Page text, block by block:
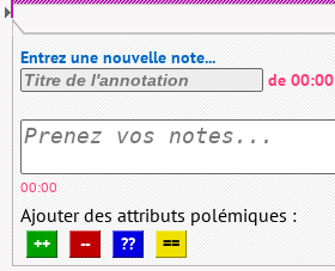
Entrez une nouvelle note...
de 00:00
00:00
Ajouter des attributs polémiques :
++ -- ?? ==